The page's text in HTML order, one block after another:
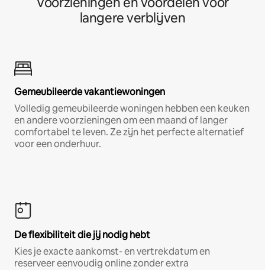
langere verblijven
Gemeubileerde vakantiewoningen
Volledig gemeubileerde woningen hebben een keuken
en andere voorzieningen om een maand of langer
comfortabel te leven. Ze zijn het perfecte alternatief
voor een onderhuur.
De flexibiliteit die jij nodig hebt
Kies je exacte aankomst- en vertrekdatum en
reserveer eenvoudig online zonder extra